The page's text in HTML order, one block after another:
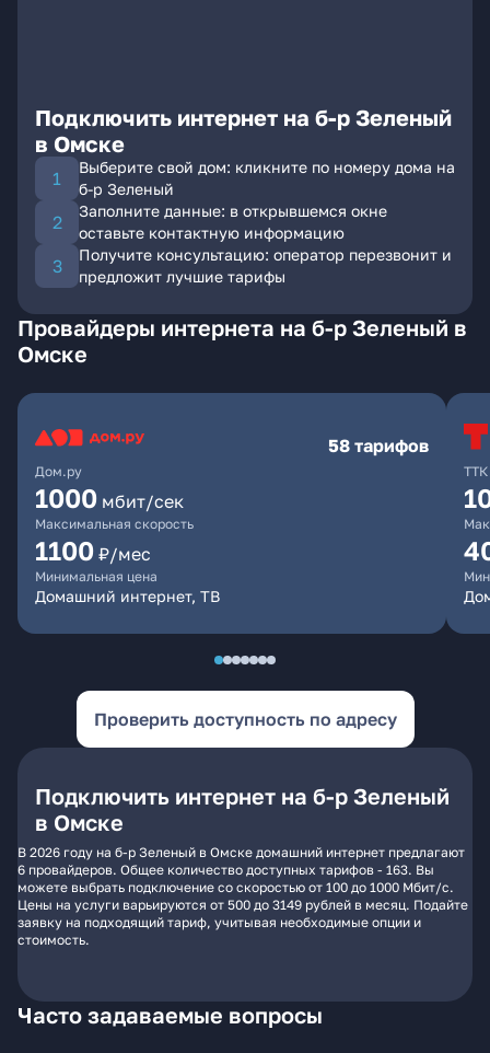
Подключить интернет на б-р Зеленый
в Омске
Выберите свой дом: кликните по номеру дома на
б-р Зеленый
Заполните данные: в открывшемся окне
оставьте контактную информацию
Получите консультацию: оператор перезвонит и
предложит лучшие тарифы
Провайдеры интернета на б-р Зеленый в
Омске
Дом.ру
58 тарифов
1000 мбит/сек
Максимальная скорость
1100 ₽/мес
Минимальная цена
Домашний интернет, ТВ
ТТК
Проверить доступность по адресу
Подключить интернет на б-р Зеленый
в Омске
В 2026 году на б-р Зеленый в Омске домашний интернет предлагают
6 провайдеров. Общее количество доступных тарифов - 163. Вы
можете выбрать подключение со скоростью от 100 до 1000 Мбит/с.
Цены на услуги варьируются от 500 до 3149 рублей в месяц. Подайте
заявку на подходящий тариф, учитывая необходимые опции и
стоимость.
Часто задаваемые вопросы